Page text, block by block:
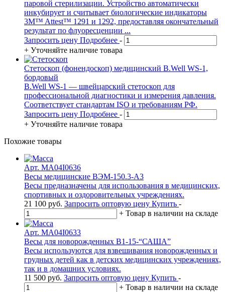
паровой стерилизации. Устройство автоматически
инкубирует и считывает биологические индикаторы
3M™ Attest™ 1291 и 1292, предоставляя окончательный
результат по флуоресценции ...
Запросить цену Подробнее -
+ Уточняйте наличие товара
Стетоскоп (фонендоскоп) медицинский B.Well WS-1,
бордовый
B.Well WS-1 — швейцарский стетоскоп для
профессиональной диагностики и измерения давления.
Соответствует стандартам ISO и требованиям РФ.
Запросить цену Подробнее -
+ Уточняйте наличие товара
Похожие товары
Арт. MA04I0636
Весы медицинские ВЭМ-150.3-А3
Весы предназначены для использования в медицинских,
спортивных и оздоровительных учреждениях.
21 100 руб. Запросить оптовую цену Купить -
+ Товар в наличии на складе
Арт. MA04I0633
Весы для новорожденных В1-15-“САША”
Весы используются для взвешивания новорожденных и
грудных детей как в детских медицинских учреждениях,
так и в домашних условиях.
11 500 руб. Запросить оптовую цену Купить -
+ Товар в наличии на складе